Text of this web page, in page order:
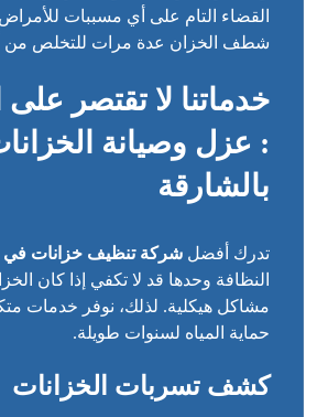
القضاء التام على أي مسببات
شطف الخزان عدة مرات للتخلص من
خدماتنا لا تقتصر
: عزل وصيانة
بالشارقة
تدرك أفضلشركة تنظيف خزانات في
النظافة وحدها قد لا تكفي إذا كان
مشاكل هيكلية. لذلك، نوفر خدمات
حماية المياه لسنوات طويلة.
كشف تسربات الخزانات